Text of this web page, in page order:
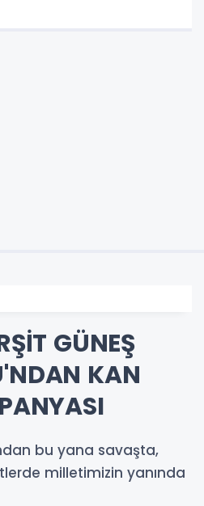
GÜNEŞ
KAN
bu yana savaşta,
milletimizin yanında